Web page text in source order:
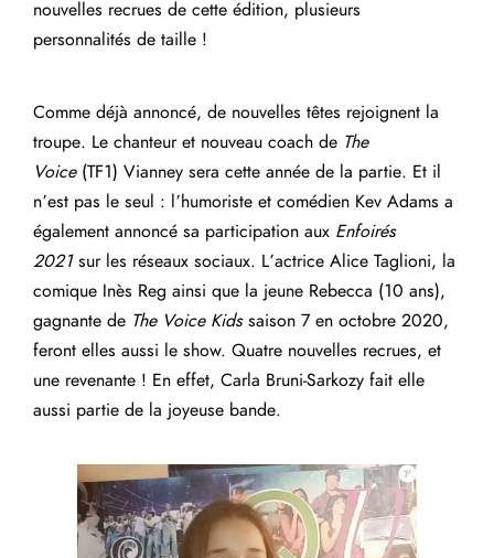
nouvelles recrues de cette édition, plusieurs
personnalités de taille !
Comme déjà annoncé, de nouvelles têtes rejoignent la
troupe. Le chanteur et nouveau coach de The
Voice(TF1) Vianney sera cette année de la partie. Et il
n’est pas le seul : l’humoriste et comédien Kev Adams a
également annoncé sa participation aux Enfoirés
2021sur les réseaux sociaux. L’actrice Alice Taglioni, la
comique Inès Reg ainsi que la jeune Rebecca (10 ans),
gagnante de The Voice Kidssaison 7 en octobre 2020,
feront elles aussi le show. Quatre nouvelles recrues, et
une revenante ! En effet, Carla Bruni-Sarkozy fait elle
aussi partie de la joyeuse bande.